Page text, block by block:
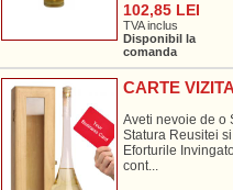
102,85 LEI
TVA inclus
Disponibil la
comanda
CARTE VIZITA
Aveti nevoie de o
Statura Reusitei
Eforturile
cont...